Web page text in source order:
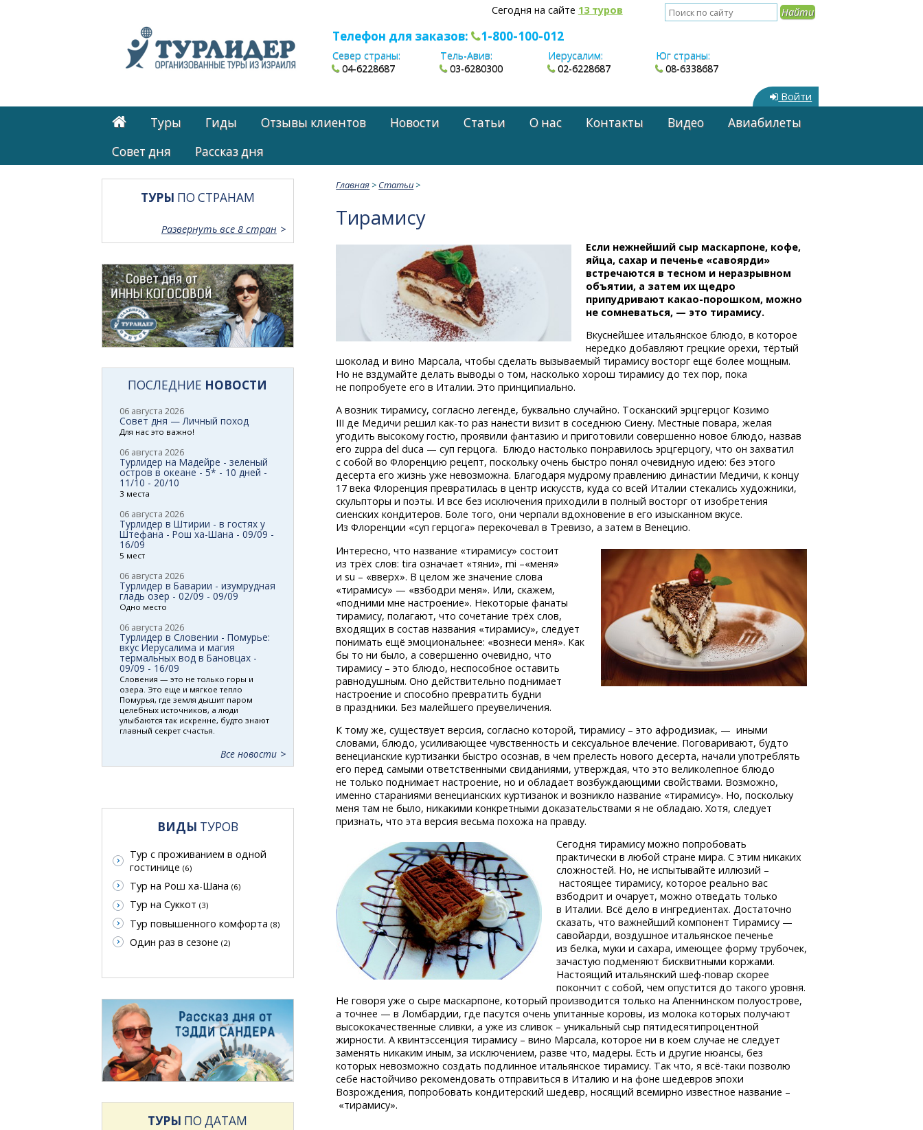
Сегодня на сайте 13 туров
Телефон для заказов: 1-800-100-012
Север страны:
04-6228687
Тель-Авив:
03-6280300
Иерусалим:
02-6228687
Юг страны:
08-6338687
Войти
Туры Гиды Отзывы клиентов Новости Статьи О нас Контакты Видео
Авиабилеты
Cовет дня
Рассказ дня
Главная > Статьи >
Тирамису
Если нежнейший сыр маскарпоне, кофе,
яйца, сахар и печенье «савоярди»
встречаются в тесном и неразрывном
объятии, а затем их щедро
припудривают какао-порошком,можно
не сомневаться, — это тирамису.
Вкуснейшее итальянское блюдо, в которое
нередко добавляют грецкие орехи, тёртый
шоколад и вино Марсала, чтобы сделать вызываемый тирамису восторг ещё более мощным.
Но не вздумайте делать выводы о том, насколько хорош тирамису до тех пор, пока
не попробуете его в Италии. Это принципиально.
А возник тирамису, согласно легенде, буквально случайно. Тосканский эрцгерцог Козимо
III де Медичи решилкак-то раз нанести визит в соседнюю Сиену. Местные повара, желая
угодить высокому гостю, проявили фантазию и приготовили совершенно новое блюдо, назвав
его zuppa del duca — суп герцога. Блюдо настолько понравилось эрцгерцогу, что он захватил
с собой во Флоренцию рецепт, поскольку очень быстро понял очевидную идею: без этого
десерта его жизнь уже невозможна. Благодаря мудрому правлению династии Медичи, к концу
17 века Флоренция превратилась в центр искусств, куда со всей Италии стекались художники,
скульпторы и поэты. И все без исключения приходили в полный восторг от изобретения
сиенских кондитеров. Боле того, они черпали вдохновение в его изысканном вкусе.
Из Флоренции «суп герцога» перекочевал в Тревизо, а затем в Венецию.
Интересно, что название «тирамису» состоит
из трёх слов: tira означает «тяни», mi –«меня»
и su – «вверх». В целом же значение слова
«тирамису» — «взбодри меня». Или, скажем,
«подними мне настроение». Некоторые фанаты
тирамису, полагают, что сочетание трёх слов,
входящих в состав названия «тирамису», следует
понимать ещё эмоциональнее: «вознеси меня». Как
бы то ни было, а совершенно очевидно, что
тирамису – это блюдо, неспособное оставить
равнодушным. Оно действительно поднимает
настроение и способно превратить будни
в праздники. Без малейшего преувеличения.
К тому же, существует версия, согласно которой, тирамису – это афродизиак, — иными
словами, блюдо, усиливающее чувственность и сексуальное влечение. Поговаривают, будто
венецианские куртизанки быстро осознав, в чем прелесть нового десерта, начали употреблять
его перед самыми ответственными свиданиями, утверждая, что это великолепное блюдо
не только поднимает настроение, но и обладает возбуждающими свойствами. Возможно,
именно стараниями венецианских куртизанок и возникло название «тирамису». Но, поскольку
меня там не было, никакими конкретными доказательствами я не обладаю. Хотя, следует
признать, что эта версия весьма похожа на правду.
Сегодня тирамису можно попробовать
практически в любой стране мира. С этим никаких
сложностей. Но, не испытывайте иллюзий –
настоящее тирамису, которое реально вас
взбодрит и очарует, можно отведать только
в Италии. Всё дело в ингредиентах. Достаточно
сказать, что важнейший компонент Тирамису —
савойарди, воздушное итальянское печенье
из белка, муки и сахара, имеющее форму трубочек,
зачастую подменяют бисквитными коржами.
Настоящий итальянский шеф-повар скорее
покончит с собой, чем опустится до такого уровня.
Не говоря уже о сыре маскарпоне, который производится только на Апеннинском полуострове,
а точнее — в Ломбардии, где пасутся очень упитанные коровы, из молока которых получают
высококачественные сливки, а уже из сливок – уникальный сыр пятидесятипроцентной
жирности. А квинтэссенция тирамису – вино Марсала, которое ни в коем случае не следует
заменять никаким иным, за исключением, разве что, мадеры. Есть и другие нюансы, без
которых невозможно создать подлинное итальянское тирамису. Так что,я всё-таки позволю
себе настойчиво рекомендовать отправиться в Италию и на фоне шедевров эпохи
Возрождения, попробовать кондитерский шедевр, носящий всемирно известное название –
«тирамису».
ТУРЫ ПО СТРАНАМ
Развернуть все 8 стран
ПОСЛЕДНИЕ НОВОСТИ
06 августа 2026
Совет дня — Личный поход
Для нас это важно!
06 августа 2026
Турлидер на Мадейре - зеленый
остров в океане - 5* - 10 дней -
11/10 - 20/10
3 места
06 августа 2026
Турлидер в Штирии - в гостях у
Штефана - Рош ха-Шана - 09/09 -
16/09
5 мест
06 августа 2026
Турлидер в Баварии - изумрудная
гладь озер - 02/09 - 09/09
Одно место
06 августа 2026
Турлидер в Словении - Помурье:
вкус Иерусалима и магия
термальных вод в Бановцах -
09/09 - 16/09
Словения — это не только горы и
озера. Это еще и мягкое тепло
Помурья, где земля дышит паром
целебных источников, а люди
улыбаются так искренне, будто знают
главный секрет счастья.
Все новости
ВИДЫ ТУРОВ
Тур с проживанием в одной
гостинице (6)
Тур на Рош ха-Шана (6)
Тур на Суккот (3)
Тур повышенного комфорта (8)
Один раз в сезоне (2)
ТУРЫ ПО ДАТАМ